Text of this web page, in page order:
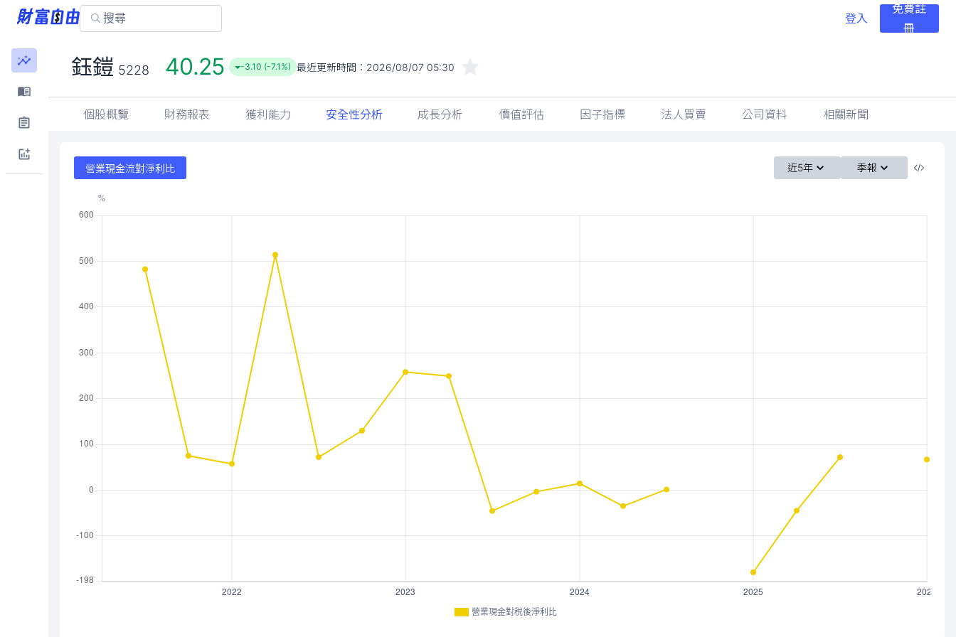
登入
免費註
冊
鈺鎧 5228 40.25 -3.10 (-7.1%) 最近更新時間： 2026/08/07 05:30
個股概覽 財務報表 獲利能力 安全性分析 成長分析 價值評估 因子指標 法人買賣 公司資料 相關新聞
營業現金流對淨利比 近5年 季報
營業現金對稅後淨利比